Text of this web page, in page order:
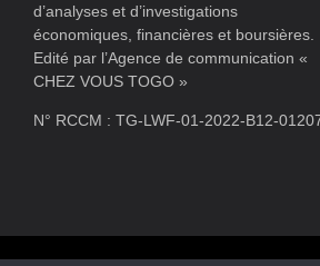
d’analyses et d’investigations
économiques, financières et boursières.
Edité par l’Agence de communication «
CHEZ VOUS TOGO »
N° RCCM : TG-LWF-01-2022-B12-